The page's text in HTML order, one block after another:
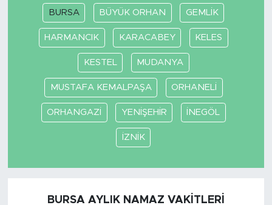
BURSA BÜYÜK ORHAN GEMLİK
HARMANCIK KARACABEY KELES
KESTEL MUDANYA
MUSTAFA KEMALPAŞA ORHANELİ
ORHANGAZİ YENİŞEHİR İNEGÖL
İZNİK
BURSA AYLIK NAMAZ VAKITLERI
YAŞAM
TARİHTEN GÜNÜMÜZE
TARİH
KADIN